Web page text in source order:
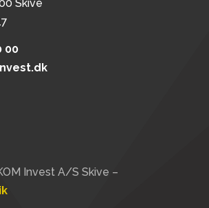
Invest A/S Skive –
Skive
00